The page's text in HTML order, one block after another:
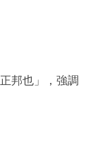
邦也」，強調